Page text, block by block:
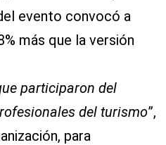
evento convocó a
más que la versión
participaron del
del turismo”,
para